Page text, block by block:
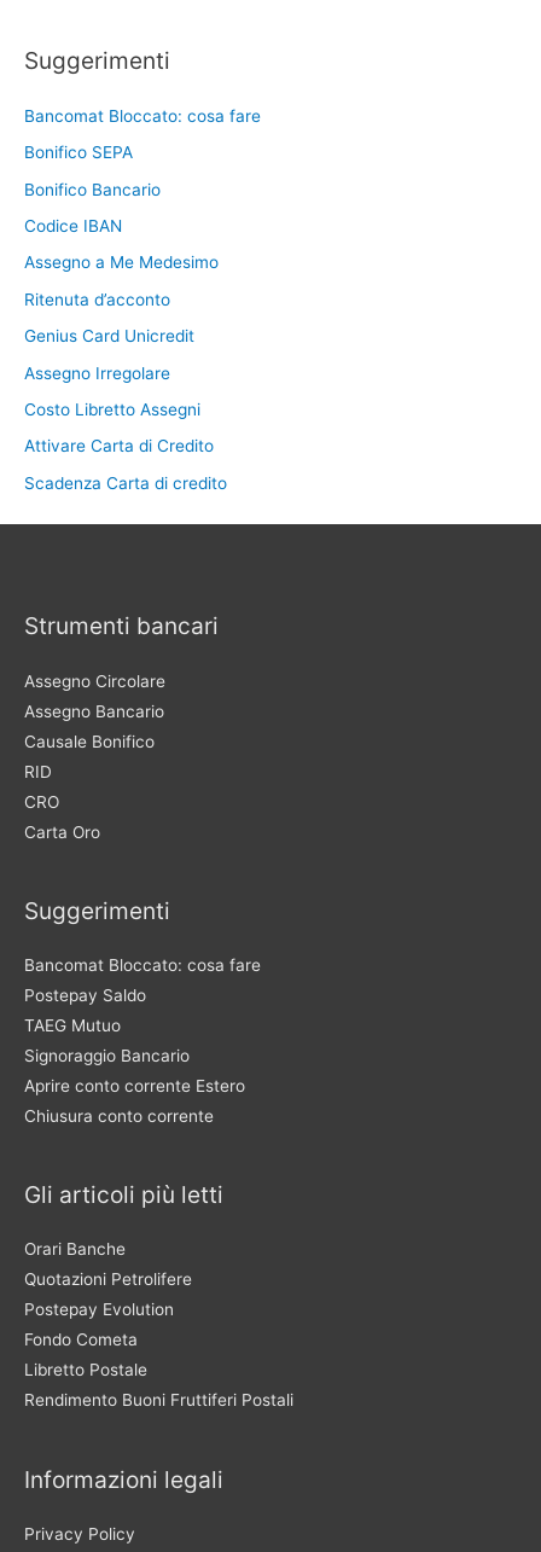
Suggerimenti
Bancomat Bloccato: cosa fare
Bonifico SEPA
Bonifico Bancario
Codice IBAN
Assegno a Me Medesimo
Ritenuta d’acconto
Genius Card Unicredit
Assegno Irregolare
Costo Libretto Assegni
Attivare Carta di Credito
Scadenza Carta di credito
Strumenti bancari
Assegno Circolare
Assegno Bancario
Causale Bonifico
RID
CRO
Carta Oro
Suggerimenti
Bancomat Bloccato: cosa fare
Postepay Saldo
TAEG Mutuo
Signoraggio Bancario
Aprire conto corrente Estero
Chiusura conto corrente
Gli articoli più letti
Orari Banche
Quotazioni Petrolifere
Postepay Evolution
Fondo Cometa
Libretto Postale
Rendimento Buoni Fruttiferi Postali
Informazioni legali
Privacy Policy